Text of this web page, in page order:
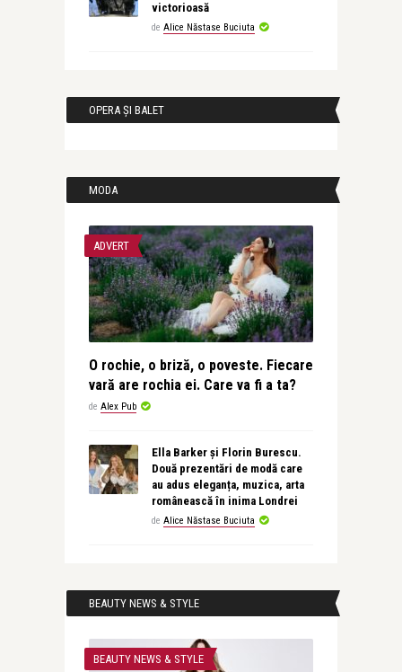
victorioasă
de Alice Năstase Buciuta
OPERA ȘI BALET
MODA
ADVERT
O rochie, o briză, o poveste. Fiecare
vară are rochia ei. Care va fi a ta?
de Alex Pub
Ella Barker și Florin Burescu.
Două prezentări de modă care
au adus eleganța, muzica, arta
românească în inima Londrei
de Alice Năstase Buciuta
BEAUTY NEWS & STYLE
BEAUTY NEWS & STYLE